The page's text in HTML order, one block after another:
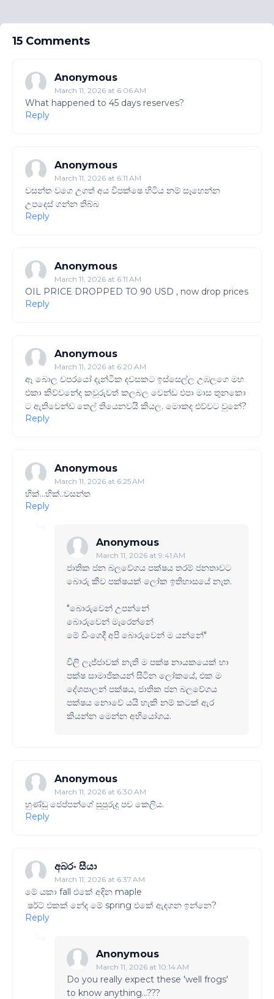
15 Comments
Anonymous
March 11, 2026 at 6:06 AM
What happened to 45 days reserves?
Reply
Anonymous
March 11, 2026 at 6:11 AM
වසන්ත වගෙ උගත් අය විපක්ෂෙ හිටිය නම් සෑහෙන්න
උපදෙස් ගන්න තිබ්බ
Reply
Anonymous
March 11, 2026 at 6:11 AM
OIL PRICE DROPPED TO 90 USD , now drop prices
Reply
Anonymous
March 11, 2026 at 6:20 AM
ඈ බොල වපරයෝ දැන්ටික දවසකට ඉස්සෙල්ල උඹලගෙ මහ
එකා කිව්වනේද කවුරුවත් කලබල වෙන්ඩ එපා මාස තුනකො
ට ඇතිවෙන්ඩ තෙල් තියෙනවයි කියල. මොකද එව්වට වුනේ?
Reply
Anonymous
March 11, 2026 at 6:25 AM
හික්...හික්..වසන්ත
Reply
Anonymous
March 11, 2026 at 9:41 AM
ජාතික ජන බලවේගය පක්ෂය තරම් ජනතාවට
බොරු කීව පක්ෂයක් ලෝක ඉතිහාසයේ නැත.
"බොරුවෙන් උපන්නේ
බොරුවෙන් මැරෙන්නේ
මේ ඩිංගෙදී අපි බොරුවෙන් ම යන්නේ"
විලි ලැජ්ජාවක් නැති ම පක්ෂ නායකයෙක් හා
පක්ෂ සාමාජිකයන් සිටින ලෝකයේ, එක ම
දේශපාලන් පක්ෂය, ජාතික ජන බලවේගය
පක්ෂය නොවේ යයි හැකි නම් කටක් ඇර
කියන්න මෙන්න අභියෝගය.
Anonymous
March 11, 2026 at 6:30 AM
හුණ්ඩු ජෙප්පන්ගේ සුපුරුදු පච කෙලිය.
Reply
අබරං සීයා
March 11, 2026 at 6:37 AM
මේ යකා fall එකේ අඳින maple
ෂර්ට් එකක් නේද මේ spring එකේ ඇඳගන ඉන්නෙ?
Reply
Anonymous
March 11, 2026 at 10:14 AM
Do you really expect these 'well frogs'
to know anything...???